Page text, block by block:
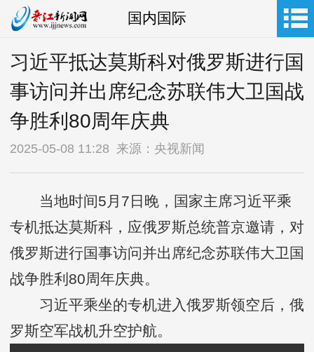
国内国际
习近平抵达莫斯科对俄罗斯进行国
事访问并出席纪念苏联伟大卫国战
争胜利80周年庆典
2025-05-08 11:28 来源：央视新闻
当地时间5月7日晚，国家主席习近平乘
专机抵达莫斯科，应俄罗斯总统普京邀请，对
俄罗斯进行国事访问并出席纪念苏联伟大卫国
战争胜利80周年庆典。
习近平乘坐的专机进入俄罗斯领空后，俄
罗斯空军战机升空护航。